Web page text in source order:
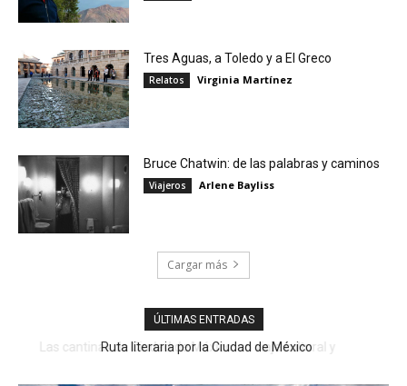
Tres Aguas, a Toledo y a El Greco
Relatos Virginia Martínez
Bruce Chatwin: de las palabras y caminos
Viajeros Arlene Bayliss
Cargar más
ÚLTIMAS ENTRADAS
Ruta literaria por la Ciudad de México